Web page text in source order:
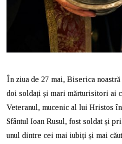
În ziua de 27 mai, Biserica
doi soldați și mari mărturisitori ai
Veteranul, mucenic al lui Hristos
Sfântul Ioan Rusul, fost soldat și
unul dintre cei mai iubiți și mai